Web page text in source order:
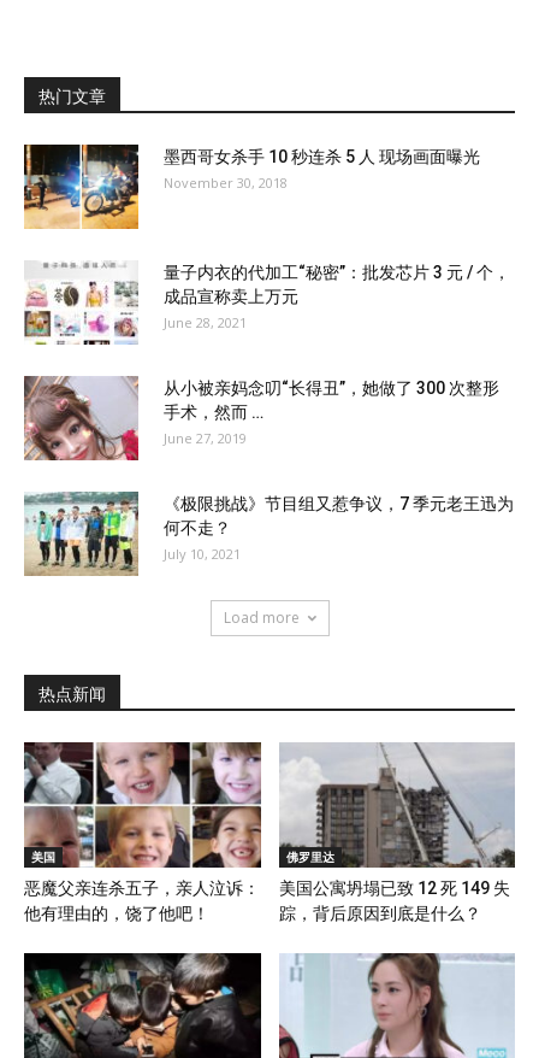
热门文章
墨西哥女杀手 10 秒连杀 5 人 现场画面曝光
November 30, 2018
量子内衣的代加工“秘密”：批发芯片 3 元 / 个，
成品宣称卖上万元
June 28, 2021
从小被亲妈念叨“长得丑”，她做了 300 次整形
手术，然而 …
June 27, 2019
《极限挑战》节目组又惹争议，7 季元老王迅为
何不走？
July 10, 2021
Load more
热点新闻
美国
恶魔父亲连杀五子，亲人泣诉：
他有理由的，饶了他吧！
佛罗里达
美国公寓坍塌已致 12 死 149 失
踪，背后原因到底是什么？